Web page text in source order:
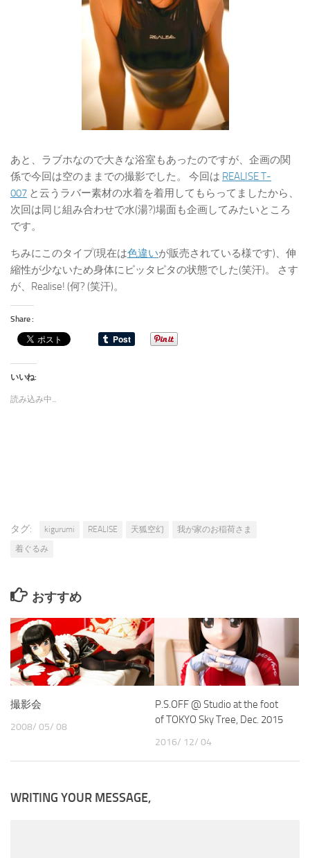
あと、ラブホなので大きな浴室もあったのですが、企画の関
係で今回は空のままでの撮影でした。 今回は REALISE T-
007 と云うラバー素材の水着を着用してもらってましたから、
次回は同じ組み合わせで水(湯?)場面も企画してみたいところ
です。
ちみにこのタイプ(現在は色違いが販売されている様です)、伸
縮性が少ないため身体にピッタピタの状態でした(笑汗)。
さす
が、Realise! (何? (笑汗)。
Share :
いいね:
読み込み中...
タグ: kigurumi REALISE 天狐空幻
我が家のお稲荷さま
着ぐるみ
おすすめ
撮影会
2008/ 05/ 08
P.S.OFF @ Studio at the foot
of TOKYO Sky Tree, Dec. 2015
2016/ 12/ 04
WRITING YOUR MESSAGE,